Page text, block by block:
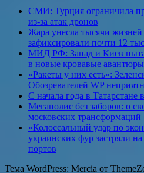
СМИ: Турция ограничила
из-за атак дронов
Жара унесла тысячи
зафиксировали почти 12
МИД РФ: Запад и Киев
в новые кровавые
«Ракеты у них есть»:
Обозревателей WP
С начала года в
Мегаполис без заборов: о
московских трансформаций
«Колоссальный удар по
украинских фур застряли
портов
Тема WordPress: Mercia от